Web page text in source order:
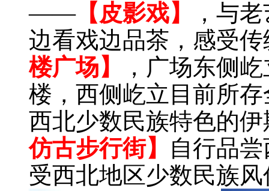
——【皮影戏】
，与
边看戏边品茶，感受
楼广场】
，广场东侧
楼，西侧屹立目前所
西北少数民族特色的
仿古步行街】
自行品
受西北地区少数民族